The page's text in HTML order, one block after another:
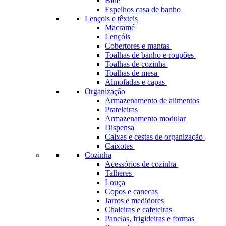
Espelhos casa de banho
Lençois e têxteis
Macramé
Lençóis
Cobertores e mantas
Toalhas de banho e roupões
Toalhas de cozinha
Toalhas de mesa
Almofadas e capas
Organização
Armazenamento de alimentos
Prateleiras
Armazenamento modular
Dispensa
Caixas e cestas de organização
Caixotes
Cozinha
Acessórios de cozinha
Talheres
Louça
Copos e canecas
Jarros e medidores
Chaleiras e cafeteiras
Panelas, frigideiras e formas